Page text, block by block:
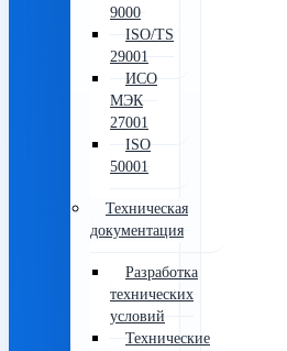
9000
ISO/TS
29001
ИСО
МЭК
27001
ISO
50001
Техническая
документация
Разработка
технических
условий
Технические